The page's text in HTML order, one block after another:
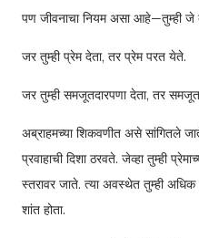
पण जीवनाचा नियम असा आहे—तुम्ही जे
जर तुम्ही प्रेम देता, तर प्रेम परत येते.
जर तुम्ही समजूतदारपणा देता, तर
अब्राहमच्या शिकवणीत असे सांगितले
प्रवाहाची दिशा ठरवते. जेव्हा तुम्ही
स्तरावर जाते. त्या अवस्थेत तुम्ही
शांत होता.